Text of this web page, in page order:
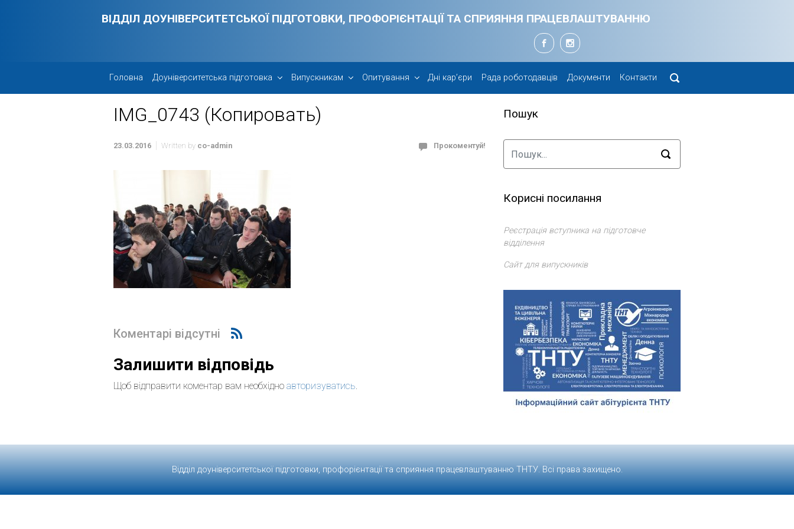
ВІДДІЛ ДОУНІВЕРСИТЕТСЬКОЇ ПІДГОТОВКИ, ПРОФОРІЄНТАЦІЇ ТА СПРИЯННЯ ПРАЦЕВЛАШТУВАННЮ
Головна Доуніверситетська підготовка Випускникам Опитування Дні кар’єри Рада роботодавців Документи Контакти
IMG_0743 (Копировать)
23.03.2016 Written by co-admin Прокоментуй!
Коментарі відсутні
Залишити відповідь
Щоб відправити коментар вам необхідно авторизуватись.
Пошук
Корисні посилання
Реєстрація вступника на підготовче
відділення
Сайт для випускників
Відділ доуніверситетської підготовки, профорієнтації та сприяння працевлаштуванню ТНТУ. Всі права захищено.